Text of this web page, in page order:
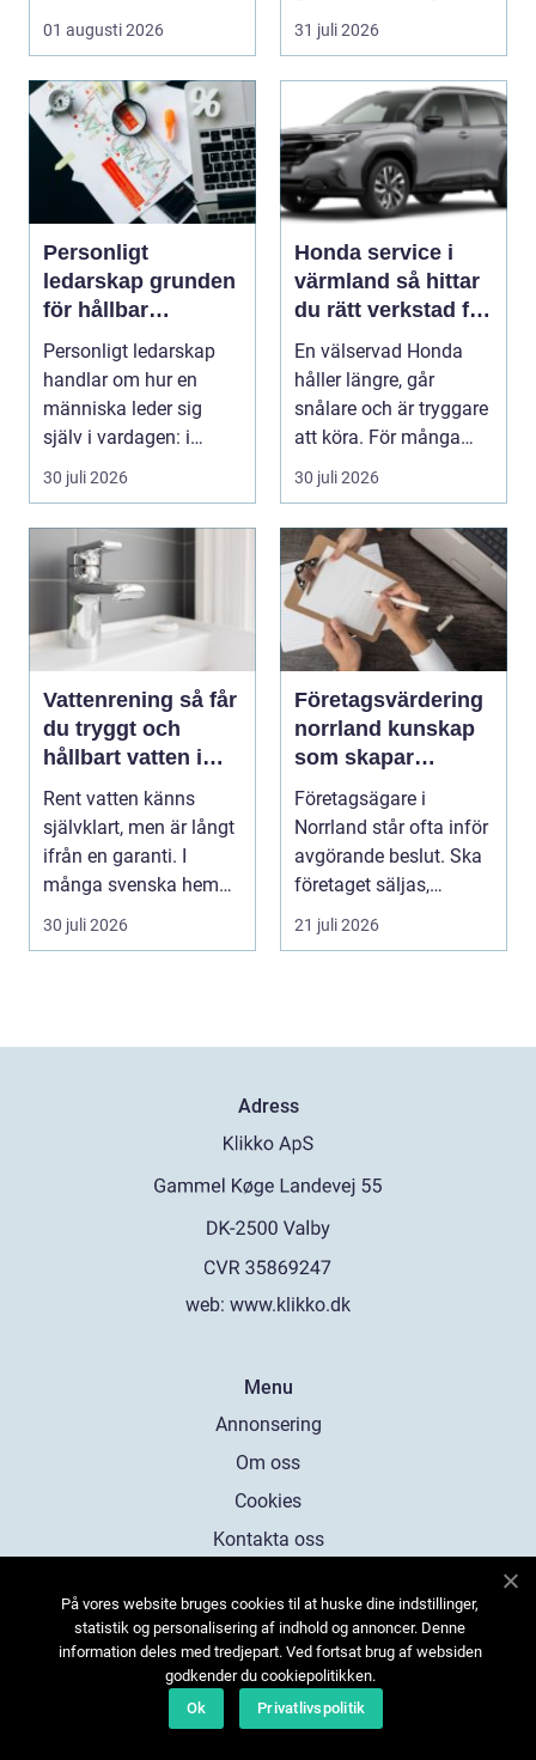
kombiner...
01 augusti 2026
högt ell...
31 juli 2026
Personligt
ledarskap grunden
för hållbar
utveckling och
verklig förändring
Personligt ledarskap
handlar om hur en
människa leder sig
själv i vardagen: i
beslut, relationer, ko...
30 juli 2026
Honda service i
värmland så hittar
du rätt verkstad för
din bil
En välservad Honda
håller längre, går
snålare och är tryggare
att köra. För många
bilägare i Värmlan...
30 juli 2026
Vattenrening så får
du tryggt och
hållbart vatten i
vardagen
Rent vatten känns
självklart, men är långt
ifrån en garanti. I
många svenska hem
innehåller kranvatt...
30 juli 2026
Företagsvärdering
norrland kunskap
som skapar
tryggare affärer
Företagsägare i
Norrland står ofta inför
avgörande beslut. Ska
företaget säljas,
generationsskiftas,...
21 juli 2026
Adress
web: www.klikko.dk
Menu
Annonsering
Om oss
Cookies
Kontakta oss
På vores website bruges cookies til at huske dine indstillinger,
statistik og personalisering af indhold og annoncer. Denne
information deles med tredjepart. Ved fortsat brug af websiden
godkender du cookiepolitikken.
Ok
Privatlivspolitik